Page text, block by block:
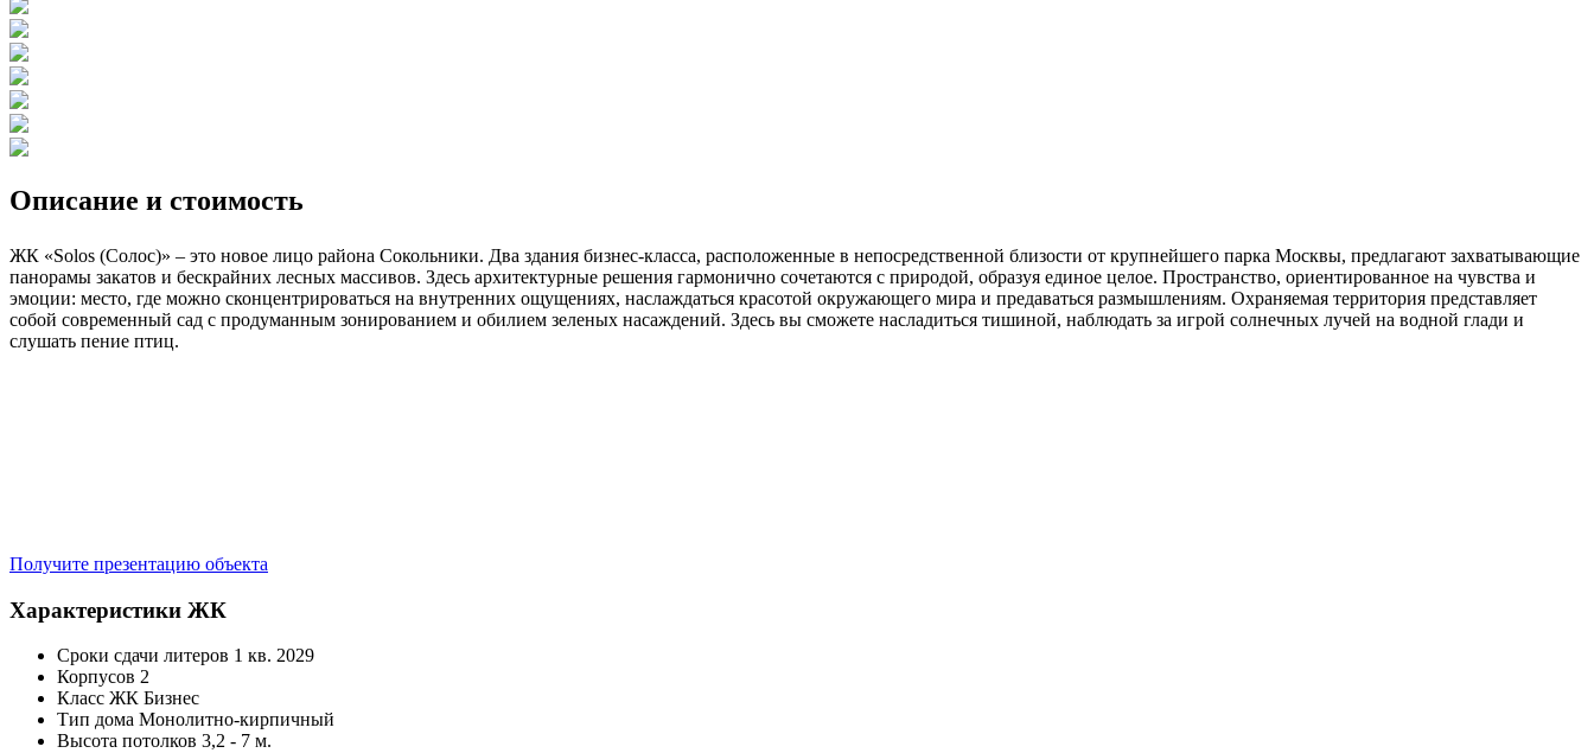
Описание и стоимость
ЖК «Solos (Солос)» – это новое лицо района Сокольники. Два здания бизнес-класса, расположенные в непосредственной близости от крупнейшего парка Москвы, предлагают захватывающие
панорамы закатов и бескрайних лесных массивов. Здесь архитектурные решения гармонично сочетаются с природой, образуя единое целое. Пространство, ориентированное на чувства и
эмоции: место, где можно сконцентрироваться на внутренних ощущениях, наслаждаться красотой окружающего мира и предаваться размышлениям. Охраняемая территория представляет
собой современный сад с продуманным зонированием и обилием зеленых насаждений. Здесь вы сможете насладиться тишиной, наблюдать за игрой солнечных лучей на водной глади и
слушать пение птиц.
Получите презентацию объекта
Характеристики ЖК
Сроки сдачи литеров 1 кв. 2029
Корпусов 2
Класс ЖК Бизнес
Тип дома Монолитно-кирпичный
Высота потолков 3,2 - 7 м.